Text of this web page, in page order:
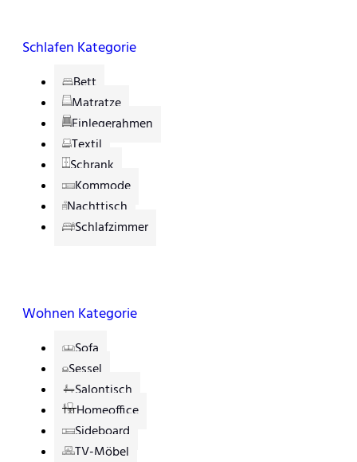
Schlafen Kategorie
Bett
Matratze
Einlegerahmen
Textil
Schrank
Kommode
Nachttisch
Schlafzimmer
Wohnen Kategorie
Sofa
Sessel
Salontisch
Homeoffice
Sideboard
TV-Möbel